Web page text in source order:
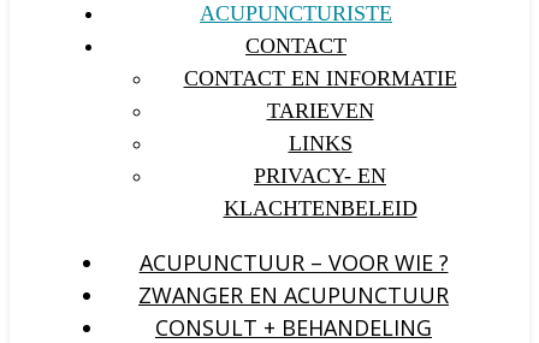
ACUPUNCTURISTE
CONTACT
CONTACT EN INFORMATIE
TARIEVEN
LINKS
PRIVACY- EN
KLACHTENBELEID
ACUPUNCTUUR – VOOR WIE ?
ZWANGER EN ACUPUNCTUUR
CONSULT + BEHANDELING